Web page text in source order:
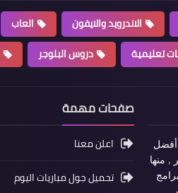
الاندرويد والايفون العاب
تعليمية دروس البلوجر
أفضل
, منها
صفحات مهمة
اعلن معنا
تحميل جول مباريات اليوم